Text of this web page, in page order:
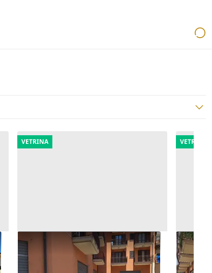
VETRINA
Asta Locale commerciale al piano
terra
VETRINA
Asta
terra